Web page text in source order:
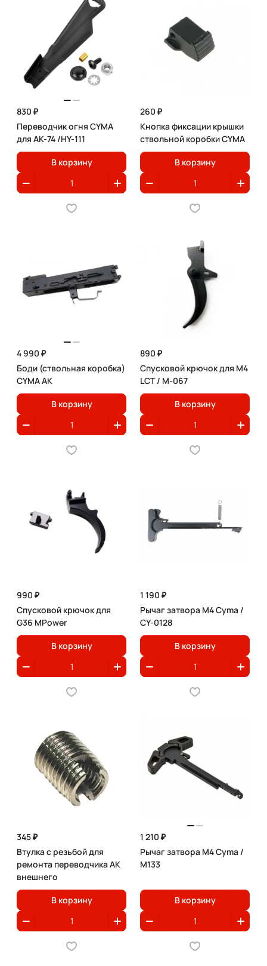
830 ₽
Переводчик огня CYMA
для АК-74 /HY-111
В корзину
260 ₽
Кнопка фиксации крышки
ствольной коробки CYMA
В корзину
4 990 ₽
Боди (ствольная коробка)
CYMA AK
В корзину
890 ₽
Спусковой крючок для M4
LCT / M-067
В корзину
990 ₽
Спусковой крючок для
G36 MPower
В корзину
1 190 ₽
Рычаг затвора M4 Cyma /
CY-0128
В корзину
345 ₽
Втулка с резьбой для
ремонта переводчика АК
внешнего
В корзину
1 210 ₽
Рычаг затвора M4 Cyma /
M133
В корзину